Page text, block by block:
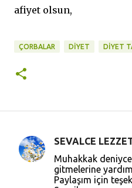
afiyet olsun,
ÇORBALAR DIYET DİYET
Y
SEVALCE
Muhakkak
gitmelerine
Paylaşım için